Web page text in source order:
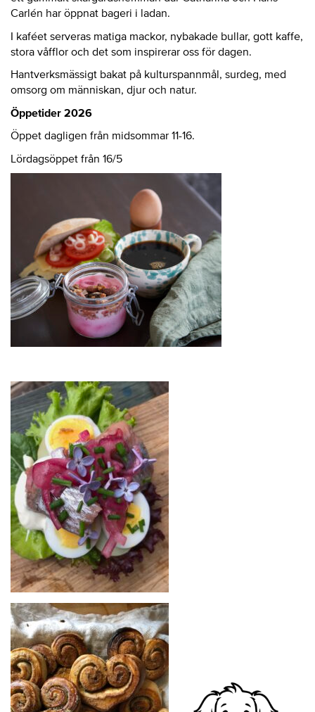
Carlén har öppnat bageri i ladan.
I kaféet serveras matiga mackor, nybakade bullar, gott kaffe,
stora våfflor och det som inspirerar oss för dagen.
Hantverksmässigt bakat på kulturspannmål, surdeg, med
omsorg om människan, djur och natur.
Öppetider 2026
Öppet dagligen från midsommar 11-16.
Lördagsöppet från 16/5